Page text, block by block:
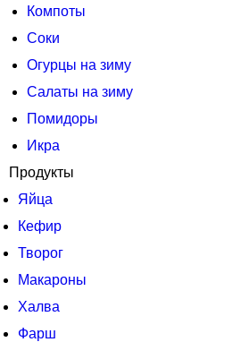
Компоты
Соки
Огурцы на зиму
Салаты на зиму
Помидоры
Икра
Продукты
Яйца
Кефир
Творог
Макароны
Халва
Фарш